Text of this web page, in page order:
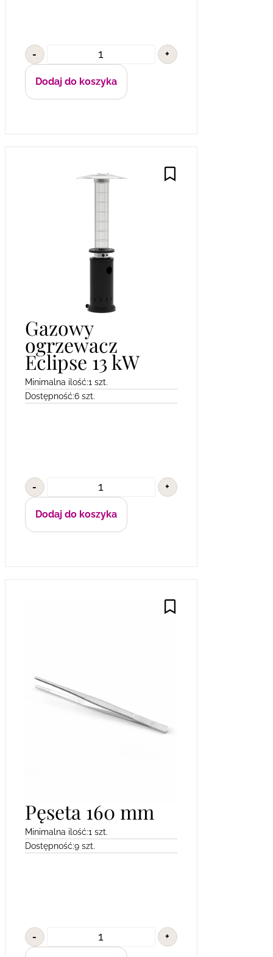
- +
Dodaj do koszyka
Gazowy
ogrzewacz
Eclipse 13 kW
Minimalna ilość:1 szt.
Dostępność:6 szt.
- +
Dodaj do koszyka
Pęseta 160 mm
Minimalna ilość:1 szt.
Dostępność:9 szt.
- +